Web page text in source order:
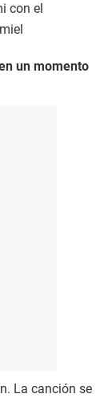
con el
un momento
La canción se